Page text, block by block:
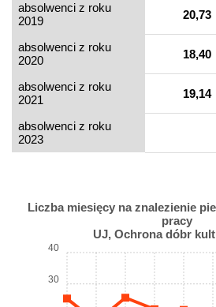
absolwenci z roku
2019
20,73
absolwenci z roku
2020
18,40
absolwenci z roku
2021
19,14
absolwenci z roku
2023
Liczba miesięcy na znalezienie
pracy
UJ, Ochrona dóbr
30
40